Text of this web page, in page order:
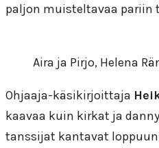
paljon muisteltavaa pariin
Aira ja Pirjo, Helena
Ohjaaja-käsikirjoittaja
kaavaa kuin kirkat ja
tanssijat kantavat